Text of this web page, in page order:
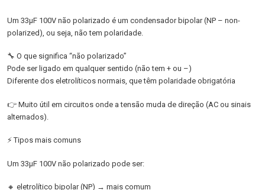
Um 33µF 100V não polarizado é um condensador bipolar (NP – non-
polarized), ou seja, não tem polaridade.
🔧 O que significa “não polarizado”
Pode ser ligado em qualquer sentido (não tem + ou –)
Diferente dos eletrolíticos normais, que têm polaridade obrigatória
👉 Muito útil em circuitos onde a tensão muda de direção (AC ou sinais
alternados).
⚡ Tipos mais comuns
Um 33µF 100V não polarizado pode ser:
🔸 eletrolítico bipolar (NP) → mais comum